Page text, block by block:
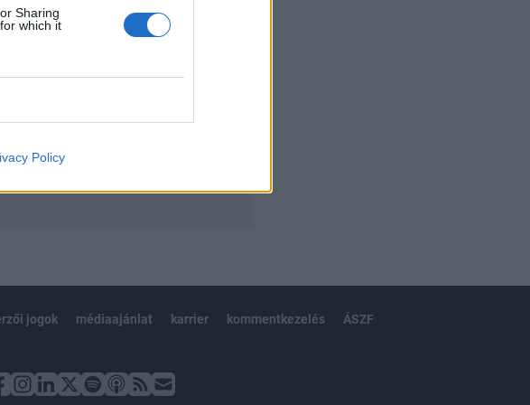
Sharing
which it
Policy
jogok médiaajánlat karrier kommentkezelés ÁSZF